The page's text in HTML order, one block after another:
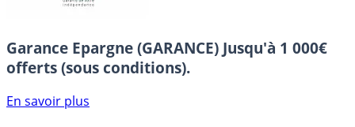
Garance Epargne (GARANCE) Jusqu'à 1 000€
offerts (sous conditions).
En savoir plus